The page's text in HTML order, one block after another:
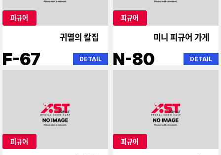
피규어
귀멸의 칼집
F-67 DETAIL
피규어
미니 피규어 가게
N-80 DETAIL
피규어 피규어